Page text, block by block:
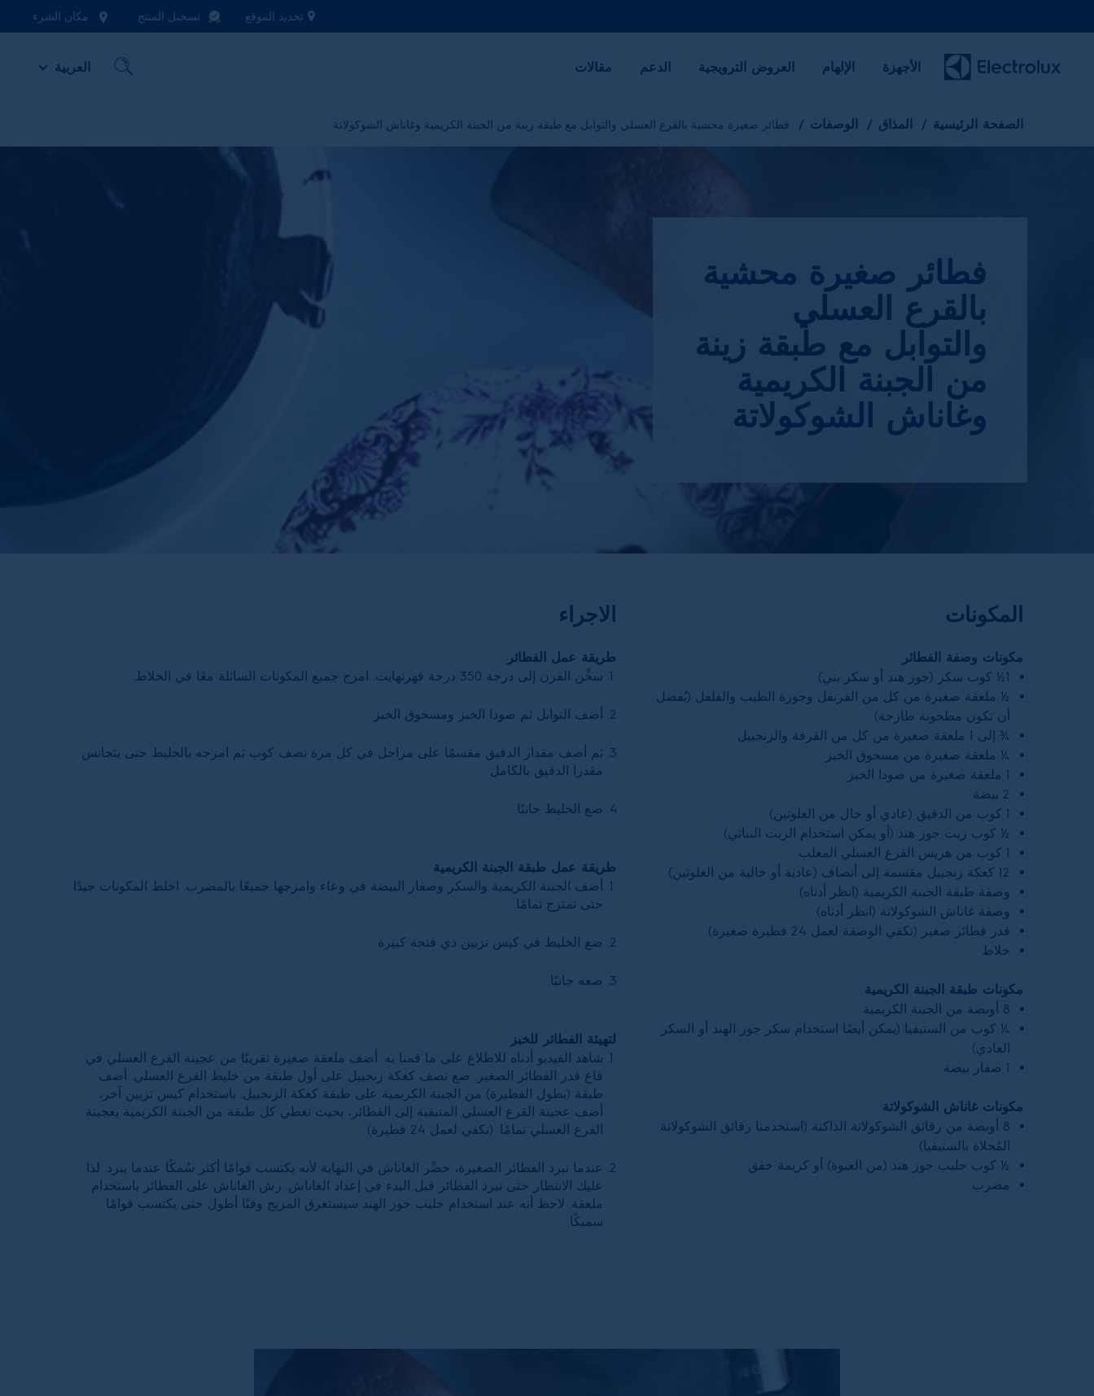
تحديد الموقع تسجيل المنتج مكان الشرء
الأجهزة الإلهام العروض الترويجية الدعم مقالات العربية
الصفحة الرئيسية المذاق الوصفات فطائر صغيرة محشية بالقرع العسلي والتوابل مع طبقة زينة من الجبنة الكريمية وغاناش الشوكولاتة
فطائر صغيرة محشية
بالقرع العسلي
والتوابل مع طبقة زينة
من الجبنة الكريمية
وغاناش الشوكولاتة
المكونات
مكونات وصفة الفطائر
1½ كوب سكر (جوز هند أو سكر بني)
½ ملعقة صغيرة من كل من القرنفل وجوزة الطيب والفلفل (يُفضل
أن تكون مطحونة طازجة)
¾ إلى 1 ملعقة صغيرة من كل من القرفة والزنجبيل
¼ ملعقة صغيرة من مسحوق الخبز
1 ملعقة صغيرة من صودا الخبز
2 بيضة
1 كوب من الدقيق (عادي أو خال من الغلوتين)
½ كوب زيت جوز هند (أو يمكن استخدام الزيت النباتي)
1 كوب من هريس القرع العسلي المعلب
12 كعكة زنجبيل مقسمة إلى أنصاف (عادية أو خالية من الغلوتين)
وصفة طبقة الجبنة الكريمية (انظر أدناه)
وصفة غاناش الشوكولاتة (انظر أدناه)
قدر فطائر صغير (تكفي الوصفة لعمل 24 فطيرة صغيرة)
خلاط
مكونات طبقة الجبنة الكريمية
8 أونصة من الجبنة الكريمية
¼ كوب من الستيفيا (يمكن أيضًا استخدام سكر جوز الهند أو السكر
العادي)
1 صفار بيضة
مكونات غاناش الشوكولاتة
8 أونصة من رقائق الشوكولاتة الداكنة (استخدمنا رقائق الشوكولاتة
المُحلاة بالستيفيا)
½ كوب حليب جوز هند (من العبوة) أو كريمة خفق
مضرب
الاجراء
طريقة عمل الفطائر
سخِّن الفرن إلى درجة 350 درجة فهرنهايت. امزج جميع المكونات السائلة معًا في الخلاط.
أضف التوابل ثم صودا الخبز ومسحوق الخبز.
ثم أضف مقدار الدقيق مقسمًا على مراحل في كل مرة نصف كوب ثم امزجه بالخليط حتى يتجانس
مقدرا الدقيق بالكامل
ضع الخليط جانبًا.
طريقة عمل طبقة الجبنة الكريمية
أضف الجبنة الكريمية والسكر وصفار البيضة في وعاء وامزجها جميعًا بالمضرب. اخلط المكونات جيدًا
حتى تمتزج تمامًا.
ضع الخليط في كيس تزيين ذي فتحة كبيرة
ضعه جانبًا.
لتهيئة الفطائر للخبز
شاهد الفيديو أدناه للاطلاع على ما قمنا به. أضف ملعقة صغيرة تقريبًا من عجينة القرع العسلي في
قاع قدر الفطائر الصغير. ضع نصف كعكة زنجبيل على أول طبقة من خليط القرع العسلي. أضف
طبقة (بطول الفطيرة) من الجبنة الكريمية على طبقة كعكة الزنجبيل. باستخدام كيس تزيين آخر،
أضف عجينة القرع العسلي المتبقية إلى الفطائر، بحيث تغطي كل طبقة من الجبنة الكريمية بعجينة
القرع العسلي تمامًا. (تكفي لعمل 24 فطيرة)
عندما تبرد الفطائر الصغيرة، حضِّر الغاناش في النهاية لأنه يكتسب قوامًا أكثر سُمكًا عندما يبرد. لذا
عليك الانتظار حتى تبرد الفطائر قبل البدء في إعداد الغاناش. رش الغاناش على الفطائر باستخدام
ملعقة. لاحظ أنه عند استخدام حليب جوز الهند سيستغرق المزيج وقتًا أطول حتى يكتسب قوامًا
سميكًا.